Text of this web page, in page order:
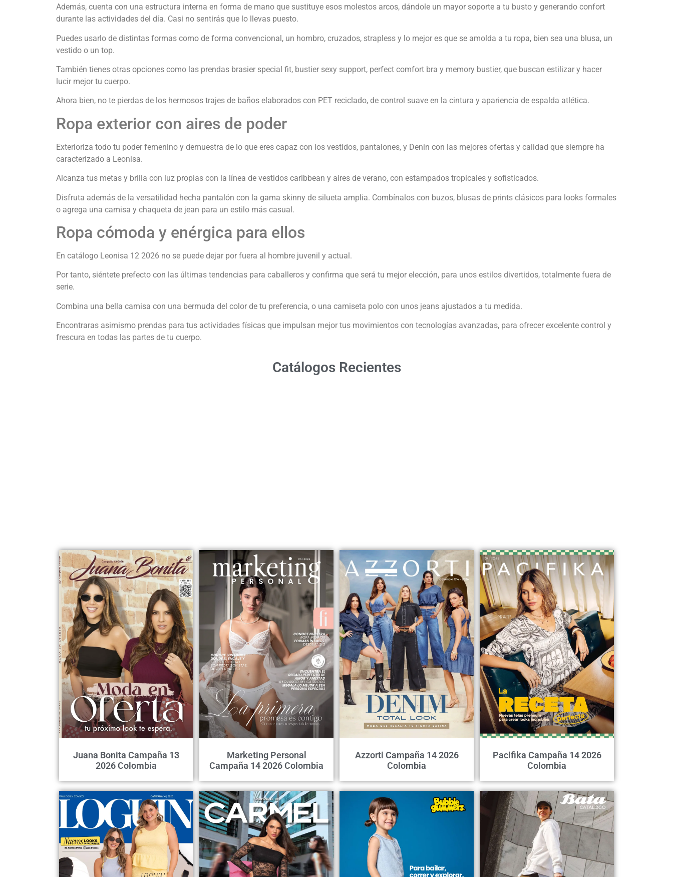
Además, cuenta con una estructura interna en forma de mano que sustituye esos molestos arcos, dándole un mayor soporte a tu busto y generando confort
durante las actividades del día. Casi no sentirás que lo llevas puesto.
Puedes usarlo de distintas formas como de forma convencional, un hombro, cruzados, strapless y lo mejor es que se amolda a tu ropa, bien sea una blusa, un
vestido o un top.
También tienes otras opciones como las prendas brasier special fit, bustier sexy support, perfect comfort bra y memory bustier, que buscan estilizar y hacer
lucir mejor tu cuerpo.
Ahora bien, no te pierdas de los hermosos trajes de baños elaborados con PET reciclado, de control suave en la cintura y apariencia de espalda atlética.
Ropa exterior con aires de poder
Exterioriza todo tu poder femenino y demuestra de lo que eres capaz con los vestidos, pantalones, y Denin con las mejores ofertas y calidad que siempre ha
caracterizado a Leonisa.
Alcanza tus metas y brilla con luz propias con la línea de vestidos caribbean y aires de verano, con estampados tropicales y sofisticados.
Disfruta además de la versatilidad hecha pantalón con la gama skinny de silueta amplia. Combínalos con buzos, blusas de prints clásicos para looks formales
o agrega una camisa y chaqueta de jean para un estilo más casual.
Ropa cómoda y enérgica para ellos
En catálogo Leonisa 12 2026 no se puede dejar por fuera al hombre juvenil y actual.
Por tanto, siéntete prefecto con las últimas tendencias para caballeros y confirma que será tu mejor elección, para unos estilos divertidos, totalmente fuera de
serie.
Combina una bella camisa con una bermuda del color de tu preferencia, o una camiseta polo con unos jeans ajustados a tu medida.
Encontraras asimismo prendas para tus actividades físicas que impulsan mejor tus movimientos con tecnologías avanzadas, para ofrecer excelente control y
frescura en todas las partes de tu cuerpo.
Catálogos Recientes
Juana Bonita Campaña 13
2026 Colombia
Marketing Personal
Campaña 14 2026 Colombia
Azzorti Campaña 14 2026
Colombia
Pacifika Campaña 14 2026
Colombia